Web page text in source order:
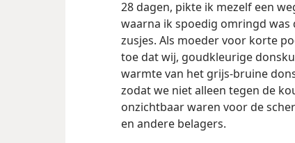
28 dagen, pikte ik mezelf een
waarna ik spoedig omringd
zusjes. Als moeder voor korte
toe dat wij, goudkleurige
warmte van het grijs-bruine
zodat we niet alleen tegen de
onzichtbaar waren voor de
en andere belagers.